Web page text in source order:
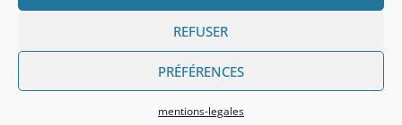
REFUSER
PRÉFÉRENCES
mentions-legales
Le premier objectif de la saison pour Eregon
© 2026| ADtrotting |mentions légales